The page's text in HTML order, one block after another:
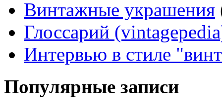
Винтажные украшения
Глоссарий
Интервью в стиле
Популярные записи